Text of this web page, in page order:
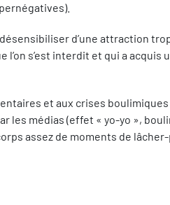
désensibiliser d’une attraction
s’est interdit et qui a acquis
et aux crises
les médias (effet « yo-yo »,
assez de moments de